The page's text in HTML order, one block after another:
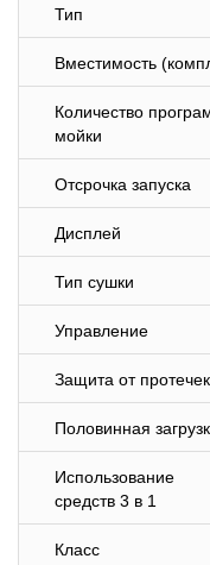
Тип
Вместимость
Количество
мойки
Отсрочка запуска
Дисплей
Тип сушки
Управление
Защита от протечек
Половинная
Использование
средств 3 в 1
Класс